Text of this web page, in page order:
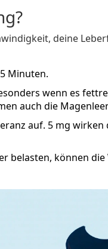
deine
Minuten.
wenn es
auch die
auf. 5 mg
belasten, können